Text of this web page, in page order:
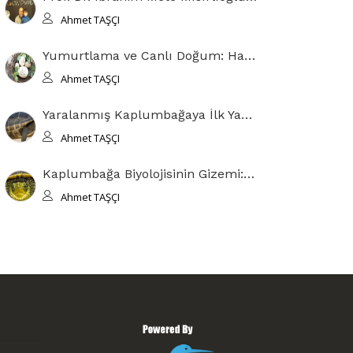
Ahmet TAŞÇI
Yumurtlama ve Canlı Doğum: Hayvan Üremesinde Evrimsel Denge
Ahmet TAŞÇI
Yaralanmış Kaplumbağaya İlk Yardım Adımları
Ahmet TAŞÇI
Kaplumbağa Biyolojisinin Gizemi: Anatomisi ve Kabuğun Evrimsel Hikayesi
Ahmet TAŞÇI